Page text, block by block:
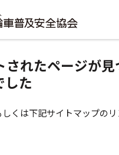
されたページが
した
くは下記サイトマップの